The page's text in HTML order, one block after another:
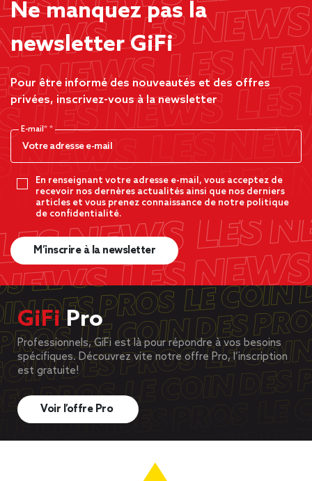
Ne manquez pas la
newsletter GiFi
Pour être informé des nouveautés et des offres
privées, inscrivez-vous à la newsletter
E-mail*
En renseignant votre adresse e-mail, vous acceptez de
recevoir nos dernères actualités ainsi que nos derniers
articles et vous prenez connaissance de notre politique
de confidentialité.
M’inscrire à la newsletter
GiFiPro
Professionnels, GiFi est là pour répondre à vos besoins
spécifiques. Découvrez vite notre offre Pro, l’inscription
est gratuite!
Voir l’offre Pro